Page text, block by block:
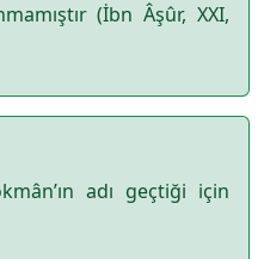
(İbn Âşûr, XXI,
adı geçtiği için